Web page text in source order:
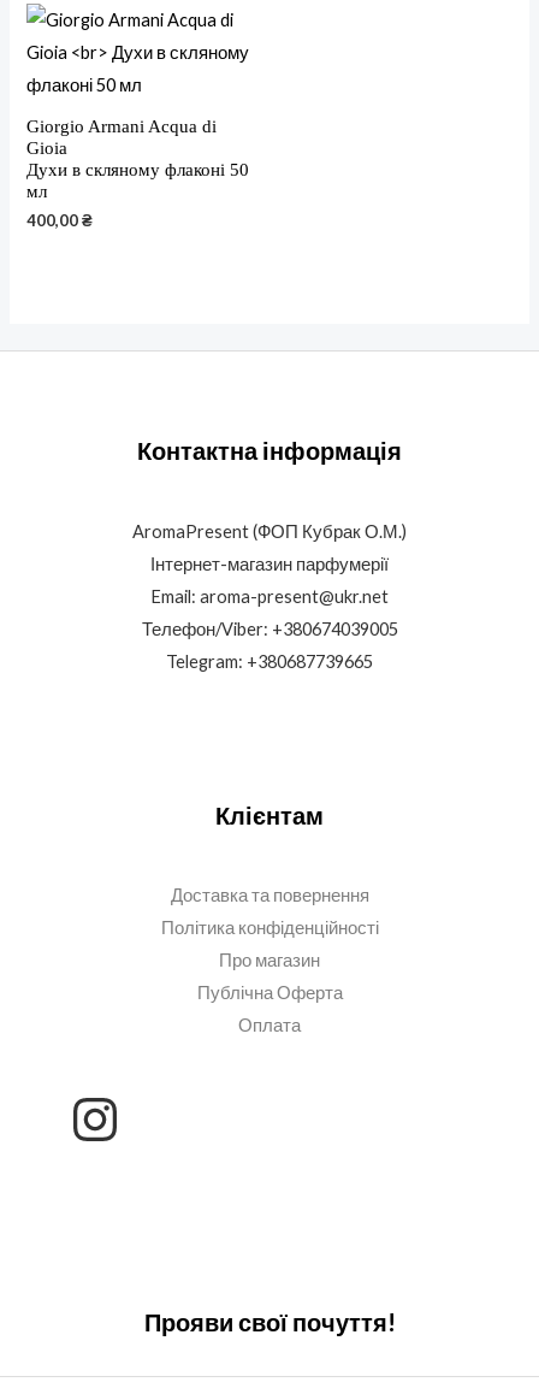
Giorgio Armani Acqua di
Gioia
Духи в скляному флаконі 50
мл
400,00₴
Контактна інформація
AromaPresent (ФОП Кубрак О.М.)
Інтернет-магазин парфумерії
Email: aroma-present@ukr.net
Телефон/Viber: +380674039005
Telegram: +380687739665
Клієнтам
Доставка та повернення
Політика конфіденційності
Про магазин
Публічна Оферта
Оплата
Прояви свої почуття!